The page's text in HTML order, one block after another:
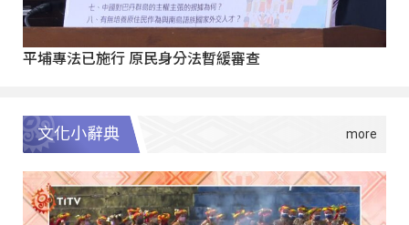
平埔專法已施行 原民身分法暫緩審查
文化小辭典